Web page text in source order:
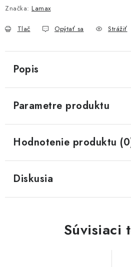
Značka: Lamax
Tlač Opýtať sa Strážiť
Popis
Parametre produktu
Hodnotenie produktu
Diskusia
Súvisiaci